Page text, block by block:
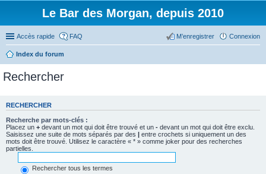
Le Bar des Morgan, depuis 2010
Accès rapide FAQ Connexion
M’enregistrer
Index du forum
Rechercher
RECHERCHER
Recherche par mots-clés :
Placez un + devant un mot qui doit être trouvé et un - devant un mot qui doit être exclu.
Saisissez une suite de mots séparés par des | entre crochets si uniquement un des
mots doit être trouvé. Utilisez le caractère « * » comme joker pour des recherches
partielles.
Rechercher tous les termes